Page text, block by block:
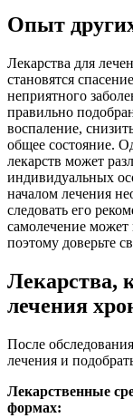
Опыт
Лекарства для
становятся
неприятного
правильно
воспаление,
общее состояние.
лекарств может
индивидуальных
началом лечения
следовать его
самолечение
поэтому доверьте
Лекарства,
лечения
После
лечения и
Лекарственные
формах: